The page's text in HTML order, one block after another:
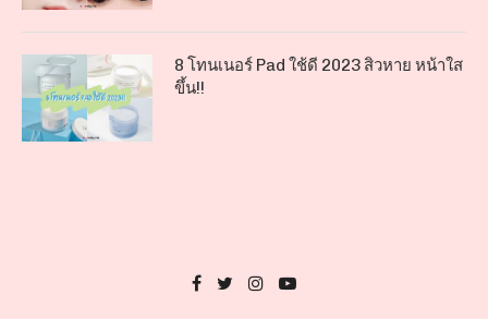
8 โทนเนอร์ Pad ใช้ดี 2023 สิวหาย หน้าใส
ขึ้น!!